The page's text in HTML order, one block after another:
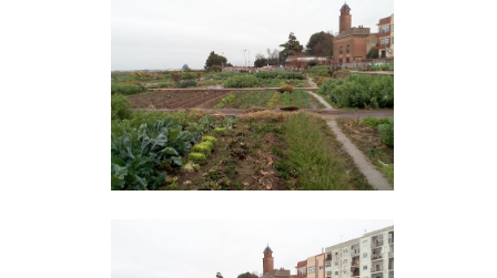
φιλικά προς το περιβάλλον;
Από το take-make-waste στην
κυκλική οικονομία
Οι περίεργες και επικίνδυνες τοξίνες
Πιείτε περισσότερο νερό: Η απλή